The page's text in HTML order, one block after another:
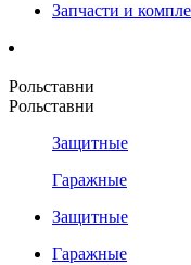
Запчасти и
Рольставни
Рольставни
Защитные
Гаражные
Защитные
Гаражные